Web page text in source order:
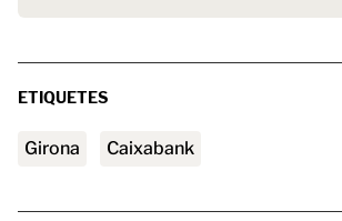
ETIQUETES
Girona Caixabank